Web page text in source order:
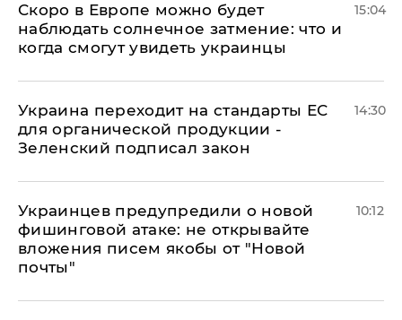
Скоро в Европе можно будет
наблюдать солнечное затмение: что и
когда смогут увидеть украинцы
15:04
Украина переходит на стандарты ЕС
для органической продукции -
Зеленский подписал закон
14:30
Украинцев предупредили о новой
фишинговой атаке: не открывайте
вложения писем якобы от "Новой
почты"
10:12